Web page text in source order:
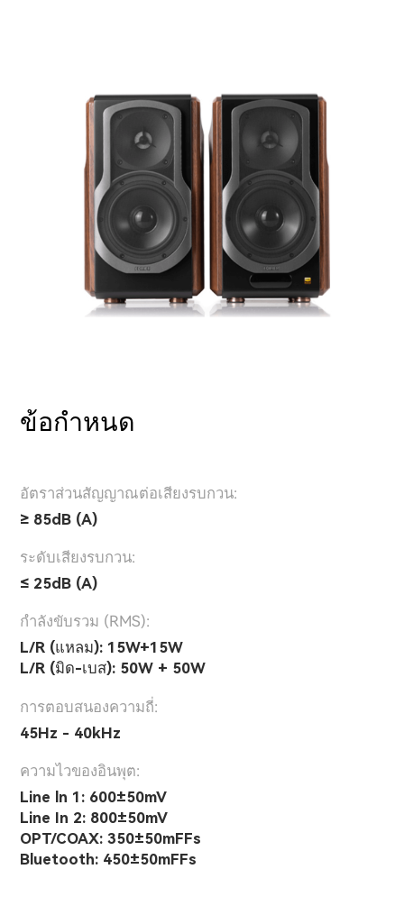
ข้อกำหนด
อัตราส่วนสัญญาณต่อเสียงรบกวน:
≥ 85dB (A)
ระดับเสียงรบกวน:
≤ 25dB (A)
กำลังขับรวม (RMS):
L/R (แหลม): 15W+15W
L/R (มิด-เบส): 50W + 50W
การตอบสนองความถี่:
45Hz - 40kHz
ความไวของอินพุต:
Line ln 1: 600±50mV
Line In 2: 800±50mV
OPT/COAX: 350±50mFFs
Bluetooth: 450±50mFFs